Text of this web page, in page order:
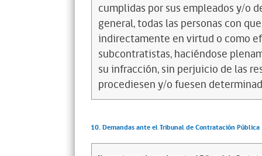
cumplidas por sus empleados y/o
general, todas las personas con
indirectamente en virtud o como
subcontratistas, haciéndose
su infracción, sin perjuicio de las
procediesen y/o fuesen
10. Demandas ante el Tribunal de Contratación Pública